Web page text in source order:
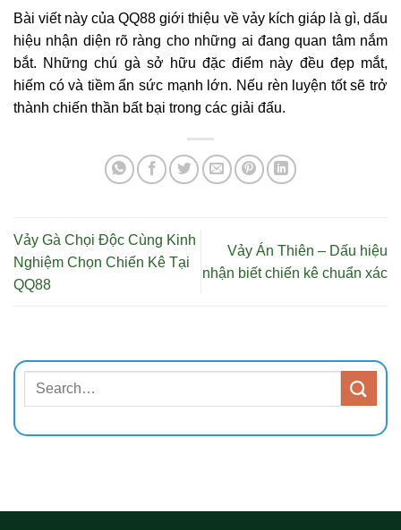
Bài viết này của QQ88 giới thiệu về vảy kích giáp là gì, dấu
hiệu nhận diện rõ ràng cho những ai đang quan tâm nắm
bắt. Những chú gà sở hữu đặc điểm này đều đẹp mắt,
hiếm có và tiềm ẩn sức mạnh lớn. Nếu rèn luyện tốt sẽ trở
thành chiến thần bất bại trong các giải đấu.
Vảy Gà Chọi Độc Cùng Kinh
Nghiệm Chọn Chiến Kê Tại
QQ88
Vảy Án Thiên – Dấu hiệu
nhận biết chiến kê chuẩn xác